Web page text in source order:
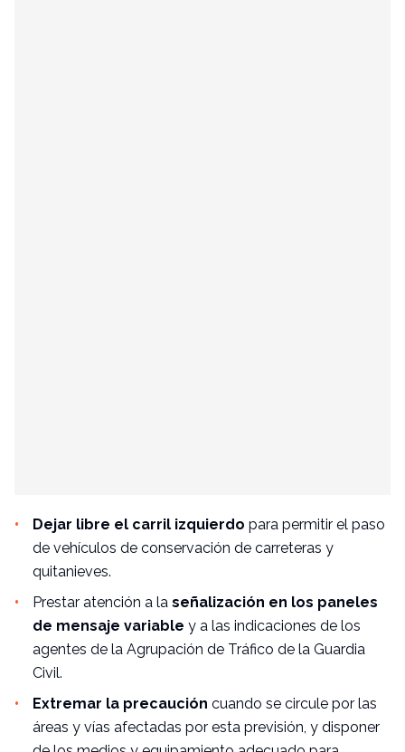
Dejar libre el carril izquierdo para permitir el paso
de vehículos de conservación de carreteras y
quitanieves.
Prestar atención a la señalización en los paneles
de mensaje variable y a las indicaciones de los
agentes de la Agrupación de Tráfico de la Guardia
Civil.
Extremar la precaución cuando se circule por las
áreas y vías afectadas por esta previsión, y disponer